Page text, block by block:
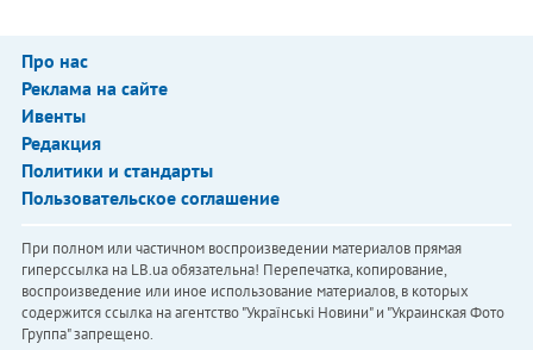
Про нас
Реклама на сайте
Ивенты
Редакция
Политики и стандарты
Пользовательское соглашение
При полном или частичном воспроизведении материалов прямая
гиперссылка на LB.ua обязательна! Перепечатка, копирование,
воспроизведение или иное использование материалов, в которых
содержится ссылка на агентство "Українськi Новини" и "Украинская Фото
Группа" запрещено.